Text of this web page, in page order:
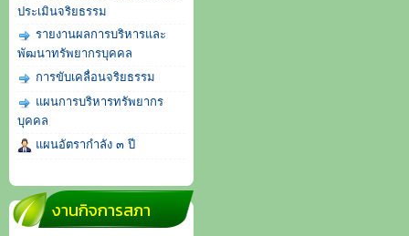
ประเมินจริยธรรม
รายงานผลการบริหารและ
พัฒนาทรัพยากรบุคคล
การขับเคลื่อนจริยธรรม
แผนการบริหารทรัพยากร
บุคคล
แผนอัตรากำลัง ๓ ปี
งานกิจการสภา